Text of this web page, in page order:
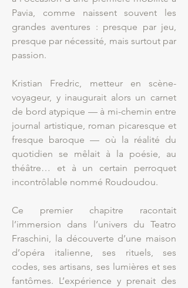
Pavia, comme naissent souvent les
grandes aventures : presque par jeu,
presque par nécessité, mais surtout par
passion.
Kristian Fredric, metteur en scène-
voyageur, y inaugurait alors un carnet
de bord atypique — à mi-chemin entre
journal artistique, roman picaresque et
fresque baroque — où la réalité du
quotidien se mêlait à la poésie, au
théâtre… et à un certain perroquet
incontrôlable nommé Roudoudou.
Ce premier chapitre racontait
l’immersion dans l’univers du Teatro
Fraschini, la découverte d’une maison
d’opéra italienne, ses rituels, ses
codes, ses artisans, ses lumières et ses
fantômes. L’expérience y prenait des